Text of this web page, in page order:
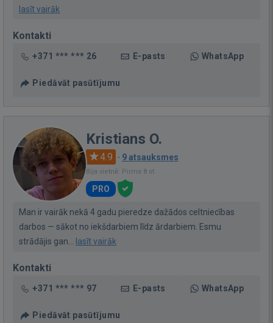
lasīt vairāk
Kontakti
+371 *** *** 26 E-pasts WhatsApp
Piedāvāt pasūtījumu
Kristians O.
4.9 · 9 atsauksmes
Bija vietnē: Pirms 8 st.
PRO
Man ir vairāk nekā 4 gadu pieredze dažādos celtniecības
darbos — sākot no iekšdarbiem līdz ārdarbiem. Esmu
strādājis gan...
lasīt vairāk
Kontakti
+371 *** *** 97 E-pasts WhatsApp
Piedāvāt pasūtījumu